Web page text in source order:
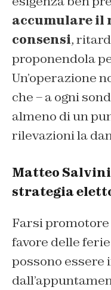
accumulare il
consensi,
proponendola
Un’operazione
che – a ogni
almeno di un
rilevazioni la
Matteo
strategia
Farsi promotore
favore delle
possono